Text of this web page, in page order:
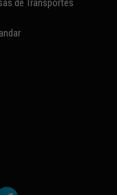
de Transportes